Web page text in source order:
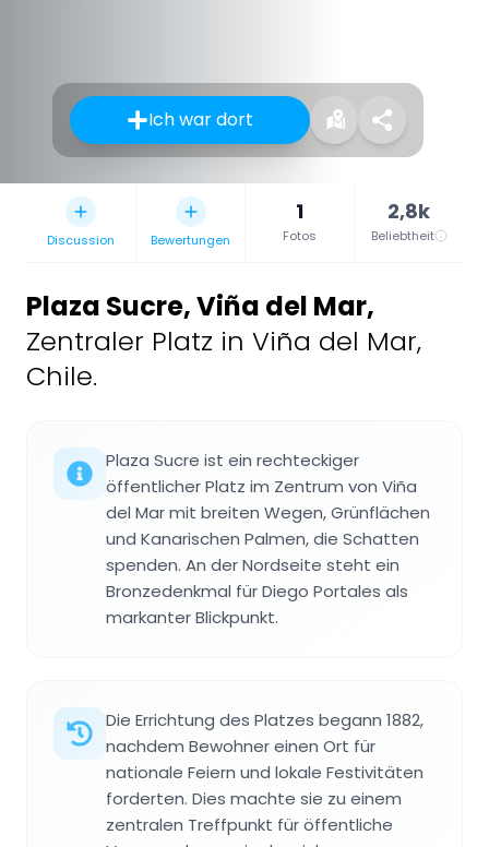
Ich war dort
Discussion Bewertungen
1
Fotos
2,8k
Beliebtheit
Plaza Sucre, Viña del Mar,
Zentraler Platz in Viña del Mar,
Chile.
Plaza Sucre ist ein rechteckiger
öffentlicher Platz im Zentrum von Viña
del Mar mit breiten Wegen, Grünflächen
und Kanarischen Palmen, die Schatten
spenden. An der Nordseite steht ein
Bronzedenkmal für Diego Portales als
markanter Blickpunkt.
Die Errichtung des Platzes begann 1882,
nachdem Bewohner einen Ort für
nationale Feiern und lokale Festivitäten
forderten. Dies machte sie zu einem
zentralen Treffpunkt für öffentliche